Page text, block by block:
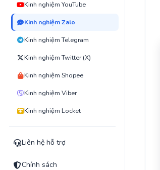
Kinh nghiệm YouTube
Kinh nghiệm Zalo
Kinh nghiệm Telegram
Kinh nghiệm Twitter (X)
Kinh nghiệm Shopee
Kinh nghiệm Viber
Kinh nghiệm Locket
Liên hệ hỗ trợ
Chính sách